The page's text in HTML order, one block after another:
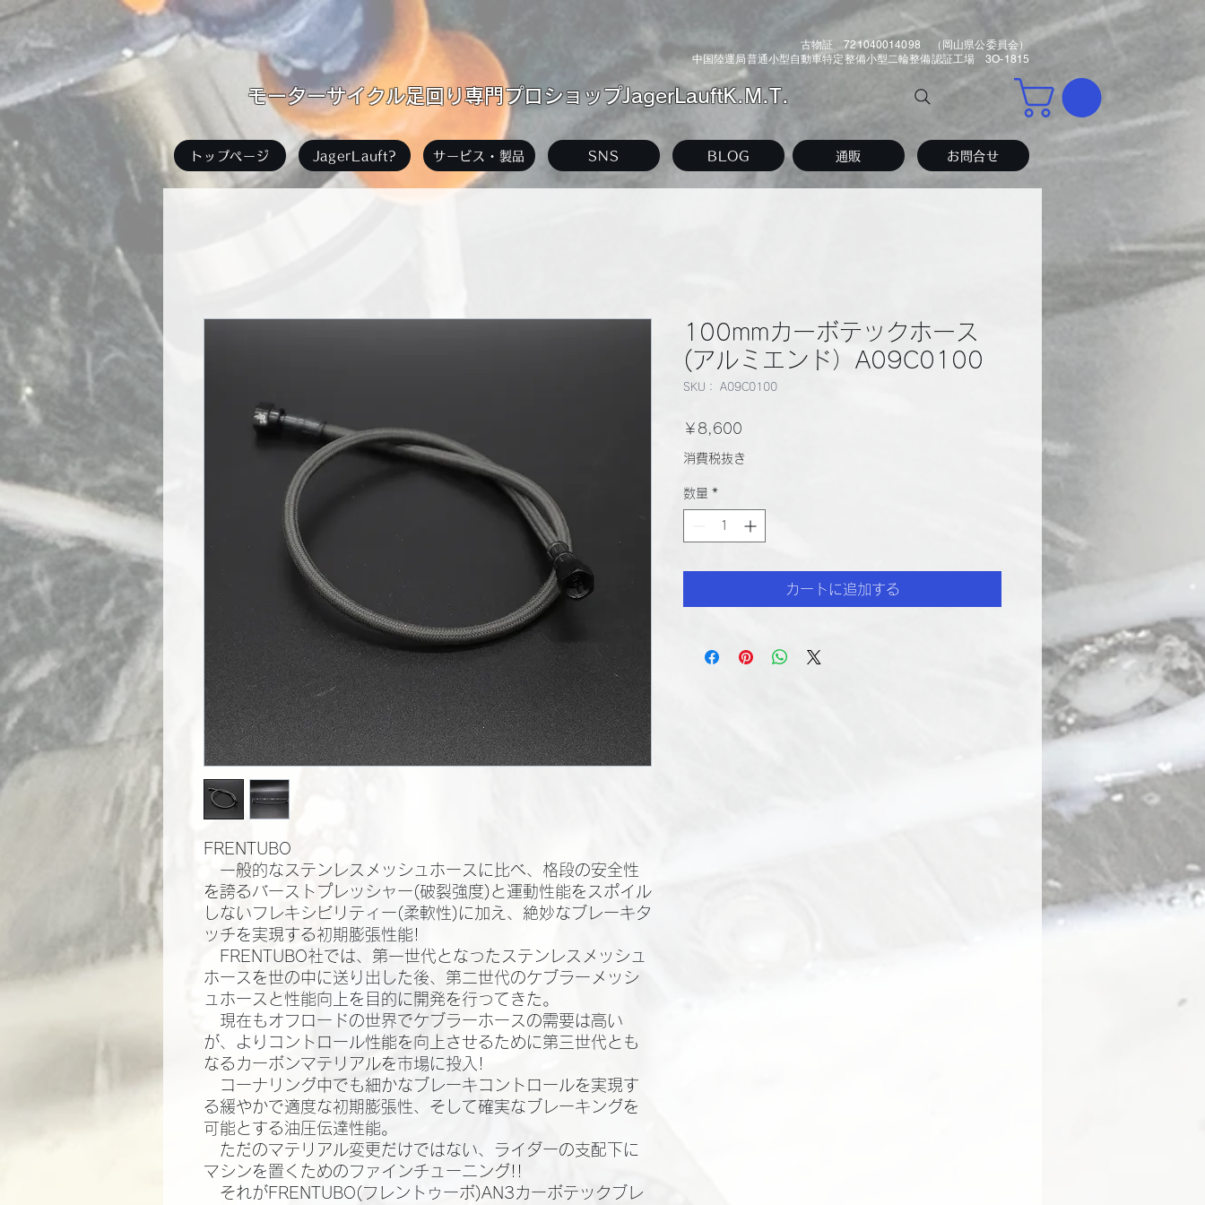
古物証 721040014098 （岡山県公委員会）
中国陸運局普通小型自動車特定整備小型二輪整備認証工場 3O-1815
​モーターサイクル足回り専門プロショップJagerLauftK.M.T.
トップページ JagerLauft? サービス・製品 SNS BLOG 通販 お問合せ
FRENTUBO
一般的なステンレスメッシュホースに比べ、格段の安全性
を誇るバーストプレッシャー(破裂強度)と運動性能をスポイル
しないフレキシビリティー(柔軟性)に加え、絶妙なブレーキタ
ッチを実現する初期膨張性能!​
FRENTUBO社では、第一世代となったステンレスメッシュ
ホースを世の中に送り出した後、第二世代のケブラーメッシ
ュホースと性能向上を目的に開発を行ってきた。​
現在もオフロードの世界でケブラーホースの需要は高い
が、よりコントロール性能を向上させるために第三世代とも
なるカーボンマテリアルを市場に投入!​
コーナリング中でも細かなブレーキコントロールを実現す
る緩やかで適度な初期膨張性、そして確実なブレーキングを
可能とする油圧伝達性能。​
ただのマテリアル変更だけではない、ライダーの支配下に
マシンを置くためのファインチューニング!!​
それがFRENTUBO(フレントゥーボ)AN3カーボテックブレ
100mmカーボテックホース
(アルミエンド）A09C0100
SKU： A09C0100
￥8,600
格
消費税抜き
数量 *
カートに追加する